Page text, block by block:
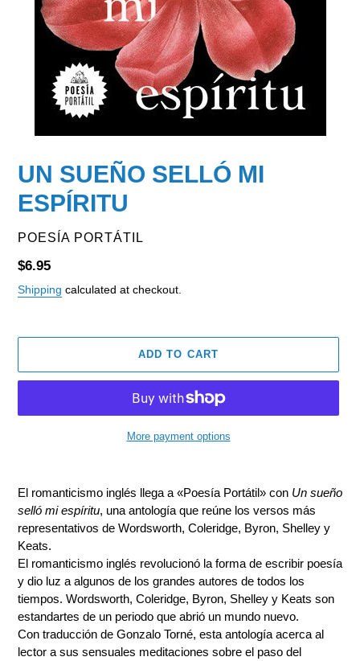
UN SUEÑO SELLÓ MI
ESPÍRITU
VENDOR
POESÍA PORTÁTIL
Regular
price
$6.95
Shipping calculated at checkout.
ADD TO CART
More payment options
to
your
cart
El romanticismo inglés llega a «Poesía Portátil» con Un sueño
selló mi espíritu, una antología que reúne los versos más
representativos de Wordsworth, Coleridge, Byron, Shelley y
Keats.
El romanticismo inglés revolucionó la forma de escribir poesía
y dio luz a algunos de los grandes autores de todos los
tiempos. Wordsworth, Coleridge, Byron, Shelley y Keats son
estandartes de un periodo que abrió un mundo nuevo.
Con traducción de Gonzalo Torné, esta antología acerca al
lector a sus sensuales meditaciones sobre el paso del